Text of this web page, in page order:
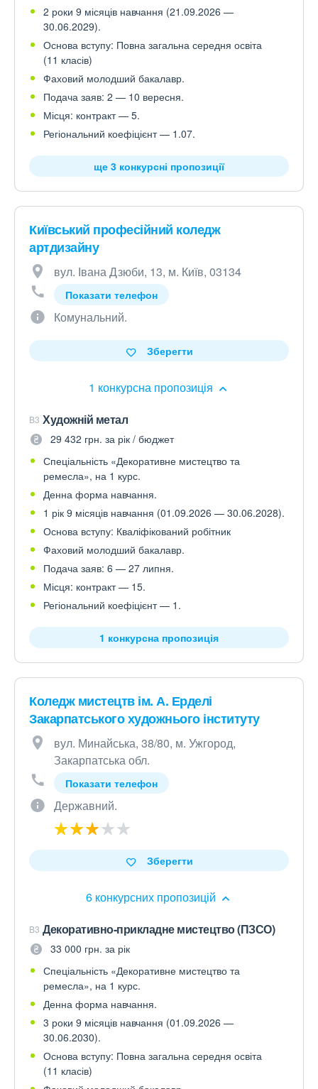
2 роки 9 місяців навчання (21.09.2026 —
30.06.2029).
Основа вступу: Повна загальна середня освіта
(11 класів)
Фаховий молодший бакалавр.
Подача заяв: 2 — 10 вересня.
Місця: контракт — 5.
Регіональний коефіцієнт — 1.07.
ще 3 конкурсні пропозиції
Київський професійний коледж
артдизайну
вул. Івана Дзюби, 13, м. Київ, 03134
Показати телефон
Комунальний.
1 конкурсна пропозиція
Зберегти
B3 Художній метал
29 432 грн. за рік / бюджет
Спеціальність «Декоративне мистецтво та
ремесла», на 1 курс.
Денна форма навчання.
1 рік 9 місяців навчання (01.09.2026 — 30.06.2028).
Основа вступу: Кваліфікований робітник
Фаховий молодший бакалавр.
Подача заяв: 6 — 27 липня.
Місця: контракт — 15.
Регіональний коефіцієнт — 1.
1 конкурсна пропозиція
Коледж мистецтв ім. А. Ерделі
Закарпатського художнього інституту
вул. Минайська, 38/80, м. Ужгород,
Закарпатська обл.
Показати телефон
Державний.
6 конкурсних пропозицій
Зберегти
B3 Декоративно-прикладне мистецтво (ПЗСО)
33 000 грн. за рік
Спеціальність «Декоративне мистецтво та
ремесла», на 1 курс.
Денна форма навчання.
3 роки 9 місяців навчання (01.09.2026 —
30.06.2030).
Основа вступу: Повна загальна середня освіта
(11 класів)